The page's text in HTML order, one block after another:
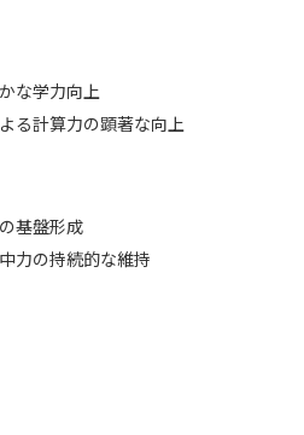
な学力向上
る計算力の顕著な向上
基盤形成
力の持続的な維持